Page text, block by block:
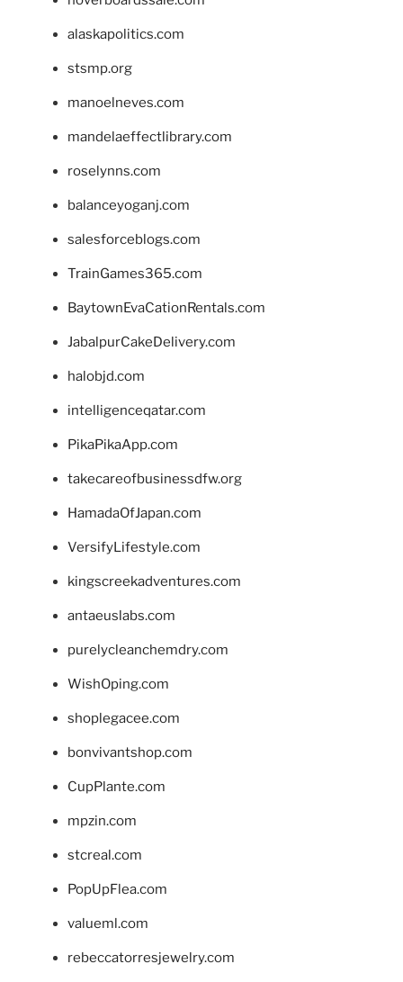
alaskapolitics.com
stsmp.org
manoelneves.com
mandelaeffectlibrary.com
roselynns.com
balanceyoganj.com
salesforceblogs.com
TrainGames365.com
BaytownEvaCationRentals.com
JabalpurCakeDelivery.com
halobjd.com
intelligenceqatar.com
PikaPikaApp.com
takecareofbusinessdfw.org
HamadaOfJapan.com
VersifyLifestyle.com
kingscreekadventures.com
antaeuslabs.com
purelycleanchemdry.com
WishOping.com
shoplegacee.com
bonvivantshop.com
CupPlante.com
mpzin.com
stcreal.com
PopUpFlea.com
valueml.com
rebeccatorresjewelry.com